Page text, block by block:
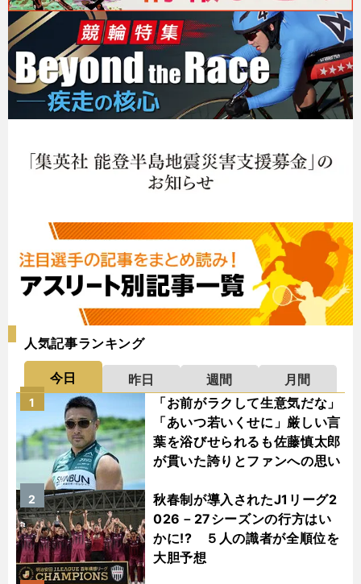
人気記事ランキング
今日 昨日 週間
月間
「お前がラクして生意気だな」
「あいつ若いくせに」厳しい言
葉を浴びせられるも佐藤慎太郎
が貫いた誇りとファンへの思い
1
秋春制が導入されたJ1リーグ2
026－27シーズンの行方はい
かに!? ５人の識者が全順位を
大胆予想
2